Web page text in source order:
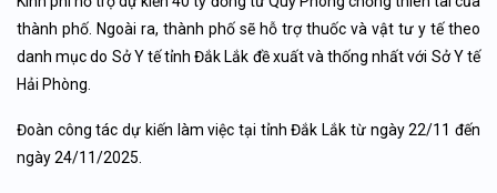
thành phố. Ngoài ra, thành phố sẽ hỗ trợ thuốc và vật tư y tế theo
danh mục do Sở Y tế tỉnh Đắk Lắk đề xuất và thống nhất với Sở Y tế
Hải Phòng.
Đoàn công tác dự kiến làm việc tại tỉnh Đắk Lắk từ ngày 22/11 đến
ngày 24/11/2025.